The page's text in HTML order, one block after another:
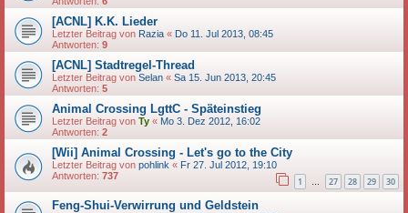
[ACNL] K.K. Lieder
Letzter Beitrag von Razia « Do 11. Jul 2013, 08:45
Antworten: 9
[ACNL] Stadtregel-Thread
Letzter Beitrag von Selan « Sa 15. Jun 2013, 20:45
Antworten: 5
Animal Crossing LgttC - Späteinstieg
Letzter Beitrag von Ty « Mo 3. Dez 2012, 16:02
Antworten: 2
[Wii] Animal Crossing - Let's go to the City
Letzter Beitrag von pohlink « Fr 27. Jul 2012, 19:10
Antworten: 737 1 … 27 28 29 30
Feng-Shui-Verwirrung und Geldstein